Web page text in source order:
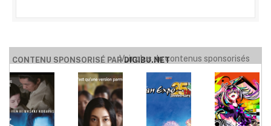
CONTENU SPONSORISÉ PARDIGIBU.NET
Voir plus de contenus sponsorisés